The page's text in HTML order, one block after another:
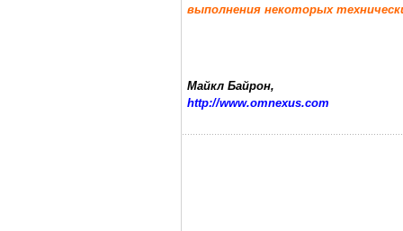
выполнения некоторых
Майкл Байрон,
http://www.omnexus.com